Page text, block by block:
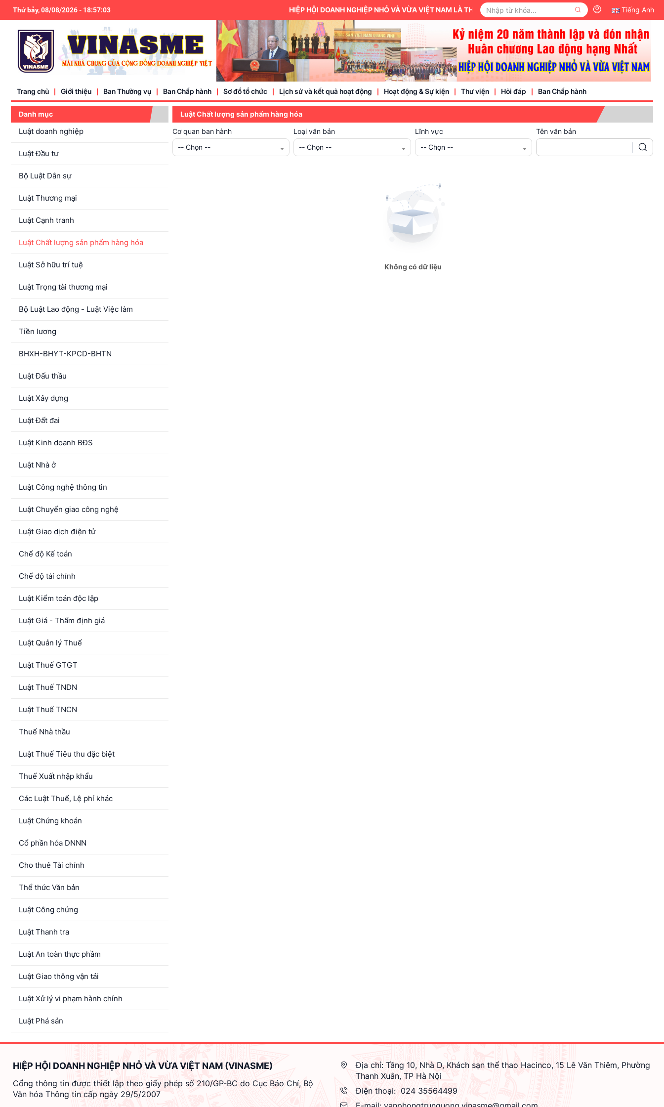
Thứ bảy, 08/08/2026- 18:57:03 HIỆP HỘI DOANH NGHIỆP NHỎ VÀ VỪA VIỆT NAM LÀ THÀNH VIÊN CỦA ỦY BAN TRUNG ƯƠNG MẶT TRẬN TỔ QUỐC
Tiếng Anh
Trang chủ Giới thiệu
Điều lệ
Ban Thường vụ Ban Chấp hành Sơ đồ tổ chức Lịch sử và kết quả hoạt động Hoạt động & Sự kiện
Trung ương hội
Thành viên
Thư viện Hỏi đáp Ban Chấp hành
Danh mục
Luật doanh nghiệp
Luật Đầu tư
Bộ Luật Dân sự
Luật Thương mại
Luật Cạnh tranh
Luật Chất lượng sản phẩm hàng hóa
Luật Sở hữu trí tuệ
Luật Trọng tài thương mại
Bộ Luật Lao động - Luật Việc làm
Tiền lương
BHXH-BHYT-KPCD-BHTN
Luật Đấu thầu
Luật Xây dựng
Luật Đất đai
Luật Kinh doanh BĐS
Luật Nhà ở
Luật Công nghệ thông tin
Luật Chuyển giao công nghệ
Luật Giao dịch điện tử
Chế độ Kế toán
Chế độ tài chính
Luật Kiểm toán độc lập
Luật Giá - Thẩm định giá
Luật Quản lý Thuế
Luật Thuế GTGT
Luật Thuế TNDN
Luật Thuế TNCN
Thuế Nhà thầu
Luật Thuế Tiêu thu đặc biệt
Thuế Xuất nhập khẩu
Các Luật Thuế, Lệ phí khác
Luật Chứng khoán
Cổ phần hóa DNNN
Cho thuê Tài chính
Thể thức Văn bản
Luật Công chứng
Luật Thanh tra
Luật An toàn thực phầm
Luật Giao thông vận tải
Luật Xử lý vi phạm hành chính
Luật Phá sản
Luật Chất lượng sản phẩm hàng hóa
Cơ quan ban hành
-- Chọn --
Loại văn bản
-- Chọn --
Lĩnh vực
-- Chọn --
Tên văn bản
Không có dữ liệu
HIỆP HỘI DOANH NGHIỆP NHỎ VÀ VỪA VIỆT NAM (VINASME)
Cổng thông tin được thiết lập theo giấy phép số 210/GP-BC do Cục Báo Chí, Bộ
Văn hóa Thông tin cấp ngày 29/5/2007
Địa chỉ: Tầng 10, Nhà D, Khách sạn thể thao Hacinco, 15 Lê Văn Thiêm, Phường
Thanh Xuân, TP Hà Nội
Điện thoại: 024 35564499